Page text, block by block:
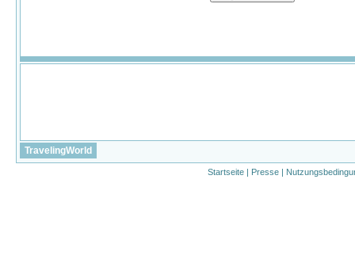
TravelingWorld
Startseite | Presse |